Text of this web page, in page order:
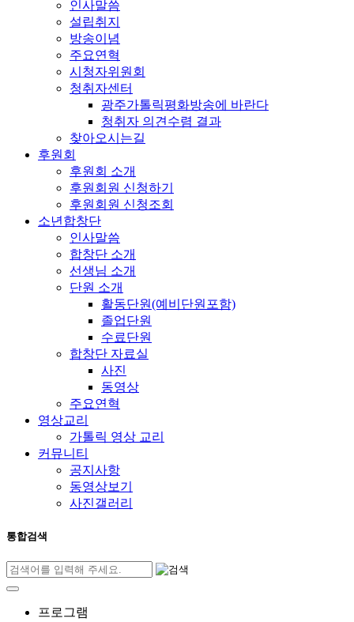
인사말씀
설립취지
방송이념
주요연혁
시청자위원회
청취자센터
광주가톨릭평화방송에 바란다
청취자 의견수렴 결과
찾아오시는길
후원회
후원회 소개
후원회원 신청하기
후원회원 신청조회
소년합창단
인사말씀
합창단 소개
선생님 소개
단원 소개
활동단원(예비단원포함)
졸업단원
수료단원
합창단 자료실
사진
동영상
주요연혁
영상교리
가톨릭 영상 교리
커뮤니티
공지사항
동영상보기
사진갤러리
통합검색
프로그램